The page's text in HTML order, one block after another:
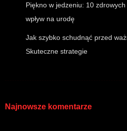
Piękno w jedzeniu: 10
wpływ na urodę
Jak szybko schudnąć przed
Skuteczne strategie
Najnowsze komentarze